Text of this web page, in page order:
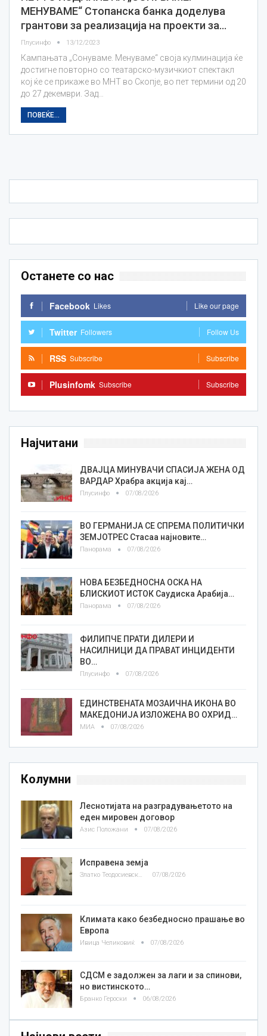
МЕНУВАМЕ“ Стопанска банка доделува
грантови за реализација на проекти за…
Плусинфо 13/12/2023
Кампањата „Сонуваме. Менуваме“ своја кулминација ќе
достигне повторно со театарско-музичкиот спектакл
кој ќе се прикаже во МНТ во Скопје, во пет термини од 20
до 27 декември. Зад…
ПОВЕЌЕ...
Останете со нас
Facebook Likes Like our page
Twitter Followers Follow Us
RSS Subscribe Subscribe
Plusinfomk Subscribe Subscribe
Најчитани
ДВАЈЦА МИНУВАЧИ СПАСИЈА ЖЕНА ОД
ВАРДАР Храбра акција кај…
Плусинфо 07/08/2026
ВО ГЕРМАНИЈА СЕ СПРЕМА ПОЛИТИЧКИ
ЗЕМЈОТРЕС Стасаа најновите…
Панорама 07/08/2026
НОВА БЕЗБЕДНОСНА ОСКА НА
БЛИСКИОТ ИСТОК Саудиска Арабија…
Панорама 07/08/2026
ФИЛИПЧЕ ПРАТИ ДИЛЕРИ И
НАСИЛНИЦИ ДА ПРАВАТ ИНЦИДЕНТИ
ВО…
Плусинфо 07/08/2026
ЕДИНСТВЕНАТА МОЗАИЧНА ИКОНА ВО
МАКЕДОНИЈА ИЗЛОЖЕНА ВО ОХРИД…
МИА 07/08/2026
Колумни
Леснотијата на разградувањетото на
еден мировен договор
Азис Положани 07/08/2026
Исправена земја
Златко Теодосиевски 07/08/2026
Климата како безбедносно прашање во
Европа
Ивица Челиковиќ 07/08/2026
СДСМ е задолжен за лаги и за спинови,
но вистинското…
Бранко Героски 06/08/2026